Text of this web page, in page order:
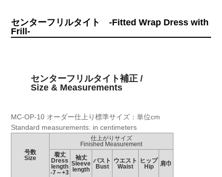
センターフリルタイト -Fitted Wrap Dress with
Frill-
センターフリルタイト補正 /
Size & Measurements
MC-OP-10 オーダー仕上り標準サイズ：単位cm
Standard measurements: in centimeters
号数
Size
仕上がりサイズ
Finished Measurement
着丈
Dress
length
-7～+3
袖丈
Sleeve
length
バスト
Bust
ウエスト
Waist
ヒップ
Hip
肩巾